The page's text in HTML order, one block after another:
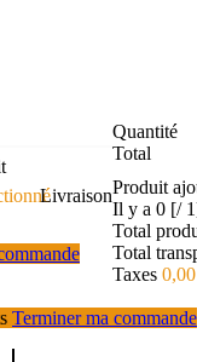
Livraison
Quantité
Total
Produit
Il y a 0 [/
Total
Total
Taxes
Terminer ma commande